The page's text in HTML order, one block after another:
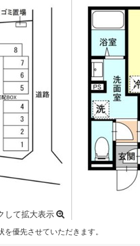
して拡大表示
優先させていただきます。